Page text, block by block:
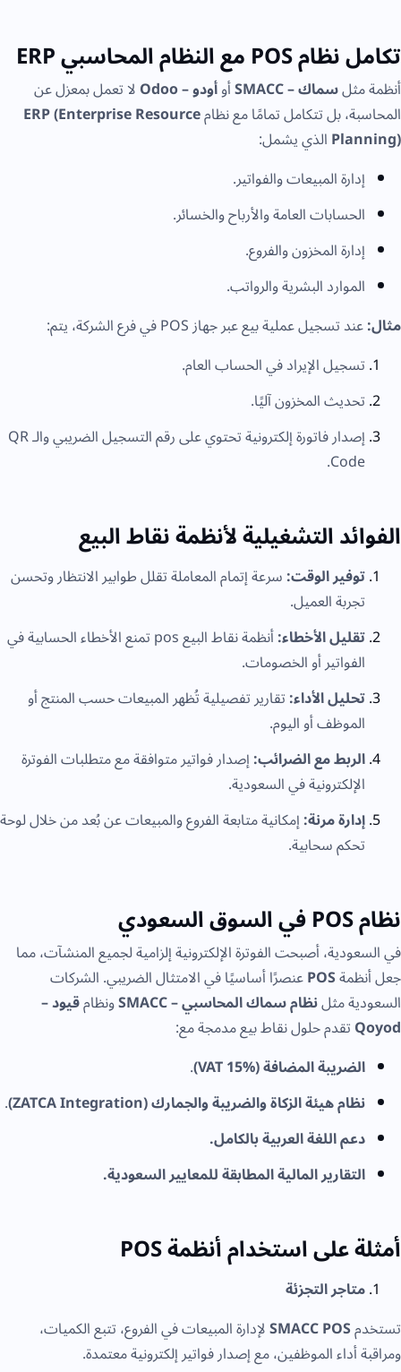
تكامل نظام POS مع النظام المحاسبي ERP
أنظمة مثلسماك – SMACC أوأودو – Odoo
لا تعمل بمعزل عن
المحاسبة، بل تتكامل تمامًا مع نظامERP (Enterprise Resource
Planning)الذي يشمل:
إدارة المبيعات والفواتير.
الحسابات العامة والأرباح والخسائر.
إدارة المخزون والفروع.
الموارد البشرية والرواتب.
مثال:عند تسجيل عملية بيع عبر جهاز POS في فرع الشركة، يتم:
تسجيل الإيراد في الحساب العام.
تحديث المخزون آليًا.
إصدار فاتورة إلكترونية تحتوي على رقم التسجيل الضريبي والـ QR
Code.
الفوائد التشغيلية لأنظمة نقاط البيع
توفير الوقت:سرعة إتمام المعاملة تقلل طوابير الانتظار وتحسن
تجربة العميل.
تقليل الأخطاء:
أنظمة نقاط البيع pos تمنع الأخطاء الحسابية في
الفواتير أو الخصومات.
تحليل الأداء:تقارير تفصيلية تُظهر المبيعات حسب المنتج أو
الموظف أو اليوم.
الربط مع الضرائب:إصدار فواتير متوافقة مع متطلبات الفوترة
الإلكترونية في السعودية.
إدارة مرنة:إمكانية متابعة الفروع والمبيعات عن بُعد من خلال لوحة
تحكم سحابية.
نظام POS في السوق السعودي
في السعودية، أصبحت الفوترة الإلكترونية إلزامية لجميع المنشآت، مما
جعل أنظمةPOSعنصرًا أساسيًا في الامتثال الضريبي. الشركات
السعودية مثلنظام سماك المحاسبي – SMACC ونظامقيود –
Qoyodتقدم حلول نقاط بيع مدمجة مع:
الضريبة المضافة (VAT 15%)
.
نظام هيئة الزكاة والضريبة والجمارك (ZATCA Integration)
.
دعم اللغة العربية بالكامل.
التقارير المالية المطابقة للمعايير السعودية.
أمثلة على استخدام أنظمة POS
متاجر التجزئة
تستخدمSMACC POSلإدارة المبيعات في الفروع، تتبع الكميات،
ومراقبة أداء الموظفين، مع إصدار فواتير إلكترونية معتمدة.